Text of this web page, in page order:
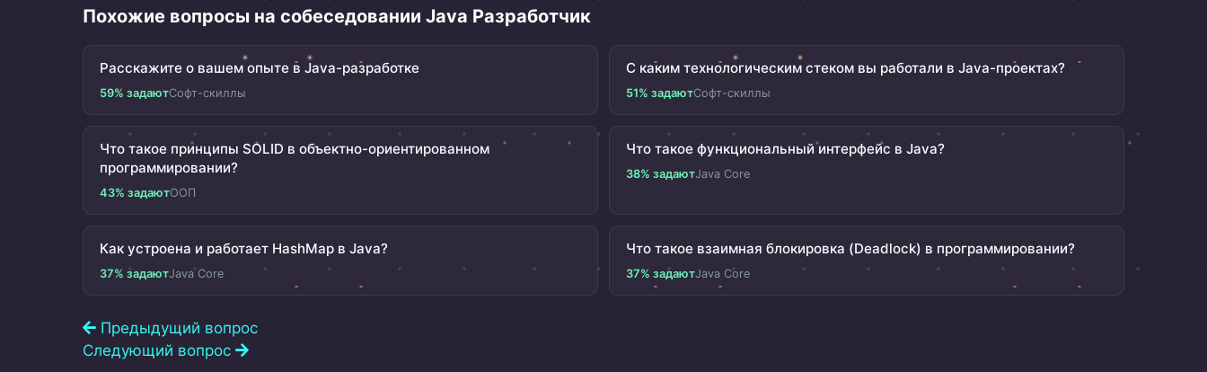
Похожие вопросы на собеседовании Java Разработчик
Расскажите о вашем опыте в Java-разработке
59% задаютСофт-скиллы
С каким технологическим стеком вы работали в Java-проектах?
51% задаютСофт-скиллы
Что такое принципы SOLID в объектно-ориентированном
программировании?
43% задаютООП
Что такое функциональный интерфейс в Java?
38% задаютJava Core
Как устроена и работает HashMap в Java?
37% задаютJava Core
Что такое взаимная блокировка (Deadlock) в программировании?
37% задаютJava Core
Предыдущий вопрос
Следующий вопрос